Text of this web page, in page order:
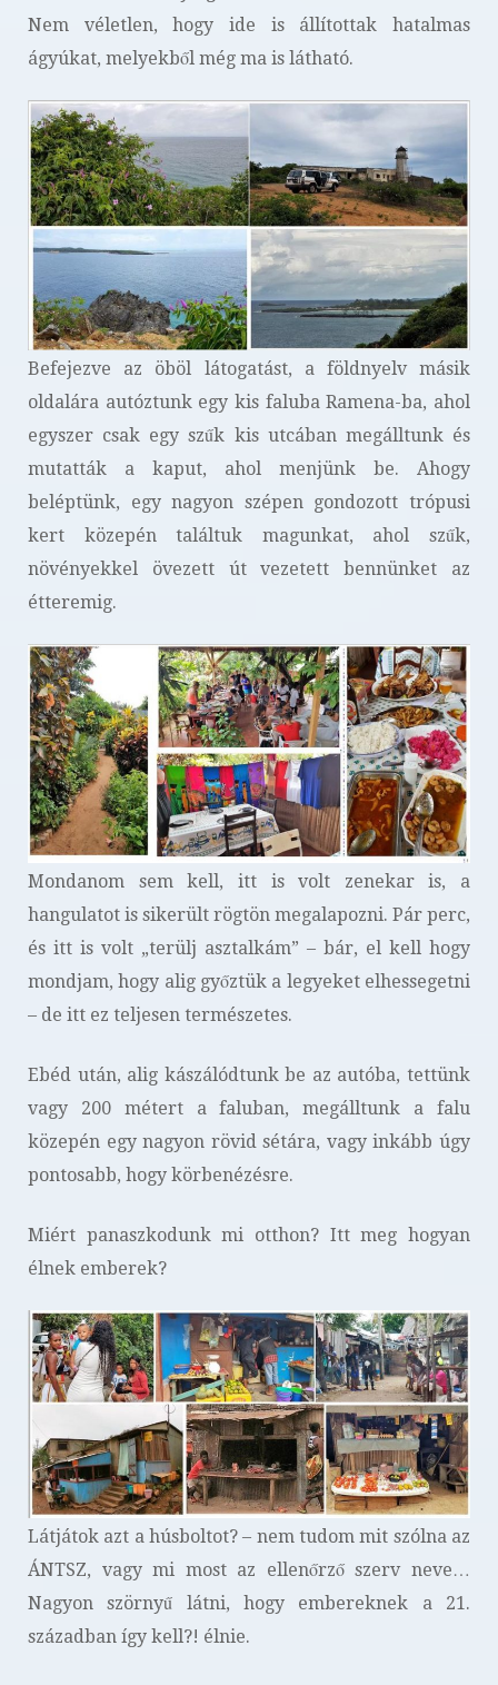
Nem véletlen, hogy ide is állítottak hatalmas
ágyúkat, melyekből még ma is látható.
Befejezve az öböl látogatást, a földnyelv másik
oldalára autóztunk egy kis faluba Ramena-ba, ahol
egyszer csak egy szűk kis utcában megálltunk és
mutatták a kaput, ahol menjünk be. Ahogy
beléptünk, egy nagyon szépen gondozott trópusi
kert közepén találtuk magunkat, ahol szűk,
növényekkel övezett út vezetett bennünket az
étteremig.
Mondanom sem kell, itt is volt zenekar is, a
hangulatot is sikerült rögtön megalapozni. Pár perc,
és itt is volt „terülj asztalkám” – bár, el kell hogy
mondjam, hogy alig győztük a legyeket elhessegetni
– de itt ez teljesen természetes.
Ebéd után, alig kászálódtunk be az autóba, tettünk
vagy 200 métert a faluban, megálltunk a falu
közepén egy nagyon rövid sétára, vagy inkább úgy
pontosabb, hogy körbenézésre.
Miért panaszkodunk mi otthon? Itt meg hogyan
élnek emberek?
Látjátok azt a húsboltot? – nem tudom mit szólna az
ÁNTSZ, vagy mi most az ellenőrző szerv neve…
Nagyon szörnyű látni, hogy embereknek a 21.
században így kell?! élnie.